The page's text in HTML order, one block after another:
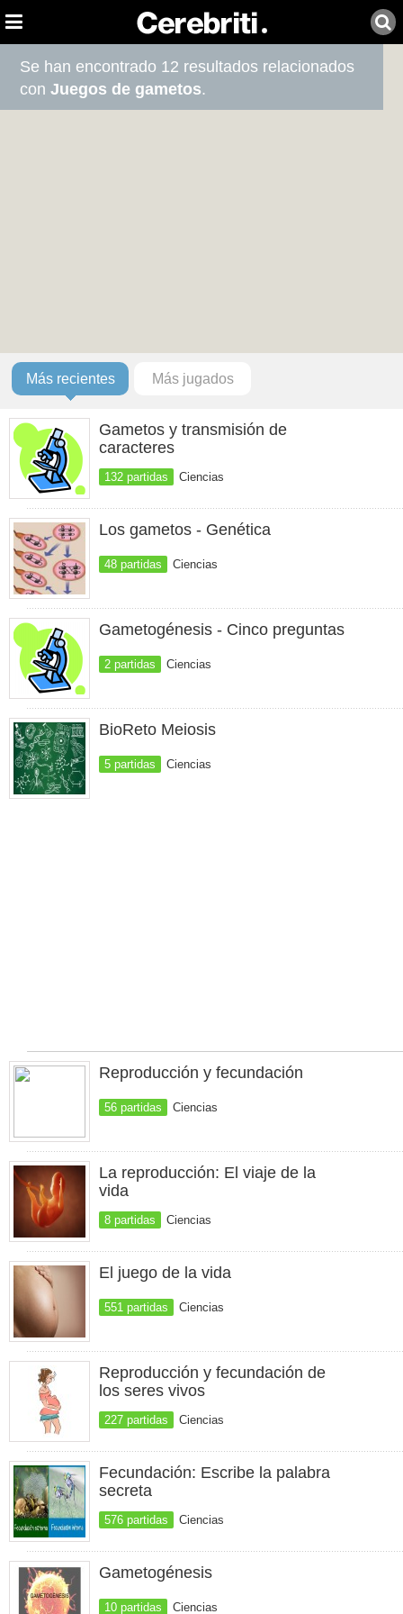
Se han encontrado 12 resultados relacionados
conJuegos de gametos.
Más recientes Más jugados
Gametos y transmisión de
caracteres
132 partidas Ciencias
Los gametos - Genética
48 partidas Ciencias
Gametogénesis - Cinco preguntas
2 partidas Ciencias
BioReto Meiosis
5 partidas Ciencias
Reproducción y fecundación
56 partidas Ciencias
La reproducción: El viaje de la
vida
8 partidas Ciencias
El juego de la vida
551 partidas Ciencias
Reproducción y fecundación de
los seres vivos
227 partidas Ciencias
Fecundación: Escribe la palabra
secreta
576 partidas Ciencias
Gametogénesis
10 partidas Ciencias